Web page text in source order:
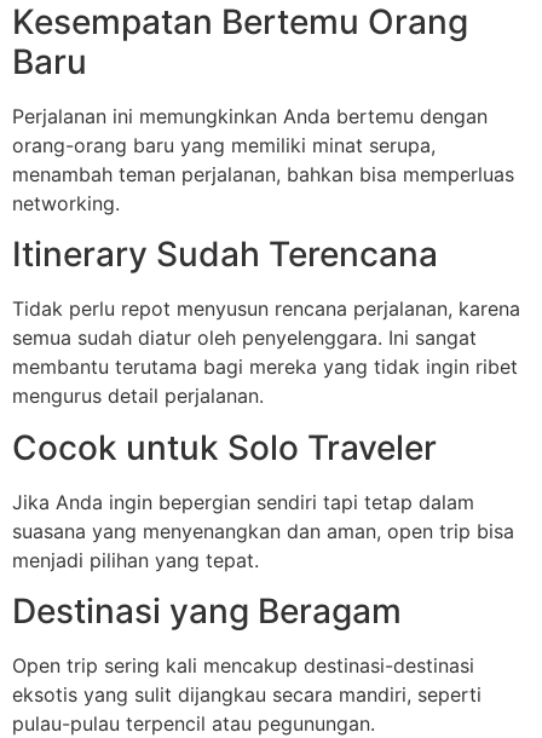
Kesempatan Bertemu Orang
Baru
Perjalanan ini memungkinkan Anda bertemu dengan
orang-orang baru yang memiliki minat serupa,
menambah teman perjalanan, bahkan bisa memperluas
networking.
Itinerary Sudah Terencana
Tidak perlu repot menyusun rencana perjalanan, karena
semua sudah diatur oleh penyelenggara. Ini sangat
membantu terutama bagi mereka yang tidak ingin ribet
mengurus detail perjalanan.
Cocok untuk Solo Traveler
Jika Anda ingin bepergian sendiri tapi tetap dalam
suasana yang menyenangkan dan aman, open trip bisa
menjadi pilihan yang tepat.
Destinasi yang Beragam
Open trip sering kali mencakup destinasi-destinasi
eksotis yang sulit dijangkau secara mandiri, seperti
pulau-pulau terpencil atau pegunungan.